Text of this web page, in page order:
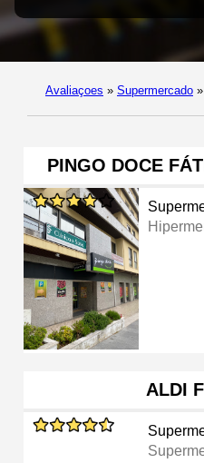
Avaliaçoes » Supermercado »
PINGO DOCE
ALDI